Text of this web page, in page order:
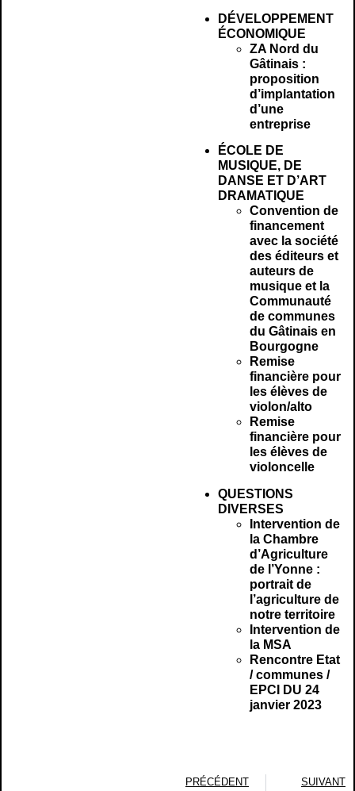
DÉVELOPPEMENT
ÉCONOMIQUE
ZA Nord du
Gâtinais :
proposition
d’implantation
d’une
entreprise
ÉCOLE DE
MUSIQUE, DE
DANSE ET D’ART
DRAMATIQUE
Convention de
financement
avec la société
des éditeurs et
auteurs de
musique et la
Communauté
de communes
du Gâtinais en
Bourgogne
Remise
financière pour
les élèves de
violon/alto
Remise
financière pour
les élèves de
violoncelle
QUESTIONS
DIVERSES
Intervention de
la Chambre
d’Agriculture
de l’Yonne :
portrait de
l’agriculture de
notre territoire
Intervention de
la MSA
Rencontre Etat
/ communes /
EPCI DU 24
janvier 2023
PRÉCÉDENT SUIVANT